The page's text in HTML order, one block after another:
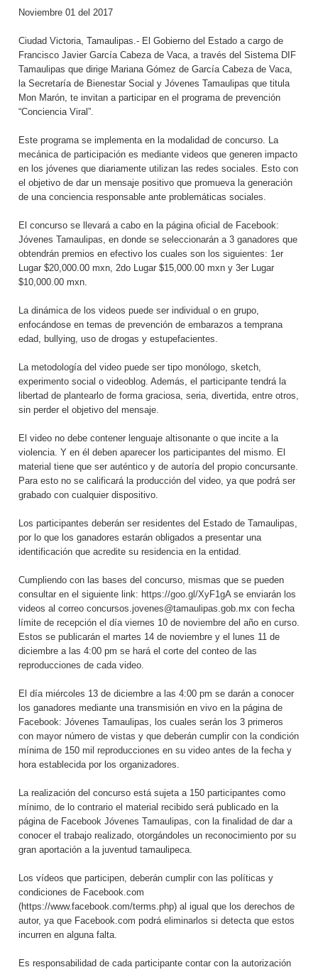
Noviembre 01 del 2017
Ciudad Victoria, Tamaulipas.- El Gobierno del Estado a cargo de
Francisco Javier García Cabeza de Vaca, a través del Sistema DIF
Tamaulipas que dirige Mariana Gómez de García Cabeza de Vaca,
la Secretaría de Bienestar Social y Jóvenes Tamaulipas que titula
Mon Marón, te invitan a participar en el programa de prevención
“Conciencia Viral”.
Este programa se implementa en la modalidad de concurso. La
mecánica de participación es mediante videos que generen impacto
en los jóvenes que diariamente utilizan las redes sociales. Esto con
el objetivo de dar un mensaje positivo que promueva la generación
de una conciencia responsable ante problemáticas sociales.
El concurso se llevará a cabo en la página oficial de Facebook:
Jóvenes Tamaulipas, en donde se seleccionarán a 3 ganadores que
obtendrán premios en efectivo los cuales son los siguientes: 1er
Lugar $20,000.00 mxn, 2do Lugar $15,000.00 mxn y 3er Lugar
$10,000.00 mxn.
La dinámica de los videos puede ser individual o en grupo,
enfocándose en temas de prevención de embarazos a temprana
edad, bullying, uso de drogas y estupefacientes.
La metodología del video puede ser tipo monólogo, sketch,
experimento social o videoblog. Además, el participante tendrá la
libertad de plantearlo de forma graciosa, seria, divertida, entre otros,
sin perder el objetivo del mensaje.
El video no debe contener lenguaje altisonante o que incite a la
violencia. Y en él deben aparecer los participantes del mismo. El
material tiene que ser auténtico y de autoría del propio concursante.
Para esto no se calificará la producción del video, ya que podrá ser
grabado con cualquier dispositivo.
Los participantes deberán ser residentes del Estado de Tamaulipas,
por lo que los ganadores estarán obligados a presentar una
identificación que acredite su residencia en la entidad.
Cumpliendo con las bases del concurso, mismas que se pueden
consultar en el siguiente link: https://goo.gl/XyF1gAse enviarán los
videos al correo concursos.jovenes@tamaulipas.gob.mx con fecha
límite de recepción el día viernes 10 de noviembre del año en curso.
Estos se publicarán el martes 14 de noviembre y el lunes 11 de
diciembre a las 4:00 pm se hará el corte del conteo de las
reproducciones de cada video.
El día miércoles 13 de diciembre a las 4:00 pm se darán a conocer
los ganadores mediante una transmisión en vivo en la página de
Facebook: Jóvenes Tamaulipas, los cuales serán los 3 primeros
con mayor número de vistas y que deberán cumplir con la condición
mínima de 150 mil reproducciones en su video antes de la fecha y
hora establecida por los organizadores.
La realización del concurso está sujeta a 150 participantes como
mínimo, de lo contrario el material recibido será publicado en la
página de Facebook Jóvenes Tamaulipas, con la finalidad de dar a
conocer el trabajo realizado, otorgándoles un reconocimiento por su
gran aportación a la juventud tamaulipeca.
Los vídeos que participen, deberán cumplir con las políticas y
condiciones de Facebook.com
(https://www.facebook.com/terms.php) al igual que los derechos de
autor, ya que Facebook.com podrá eliminarlos si detecta que estos
incurren en alguna falta.
Es responsabilidad de cada participante contar con la autorización